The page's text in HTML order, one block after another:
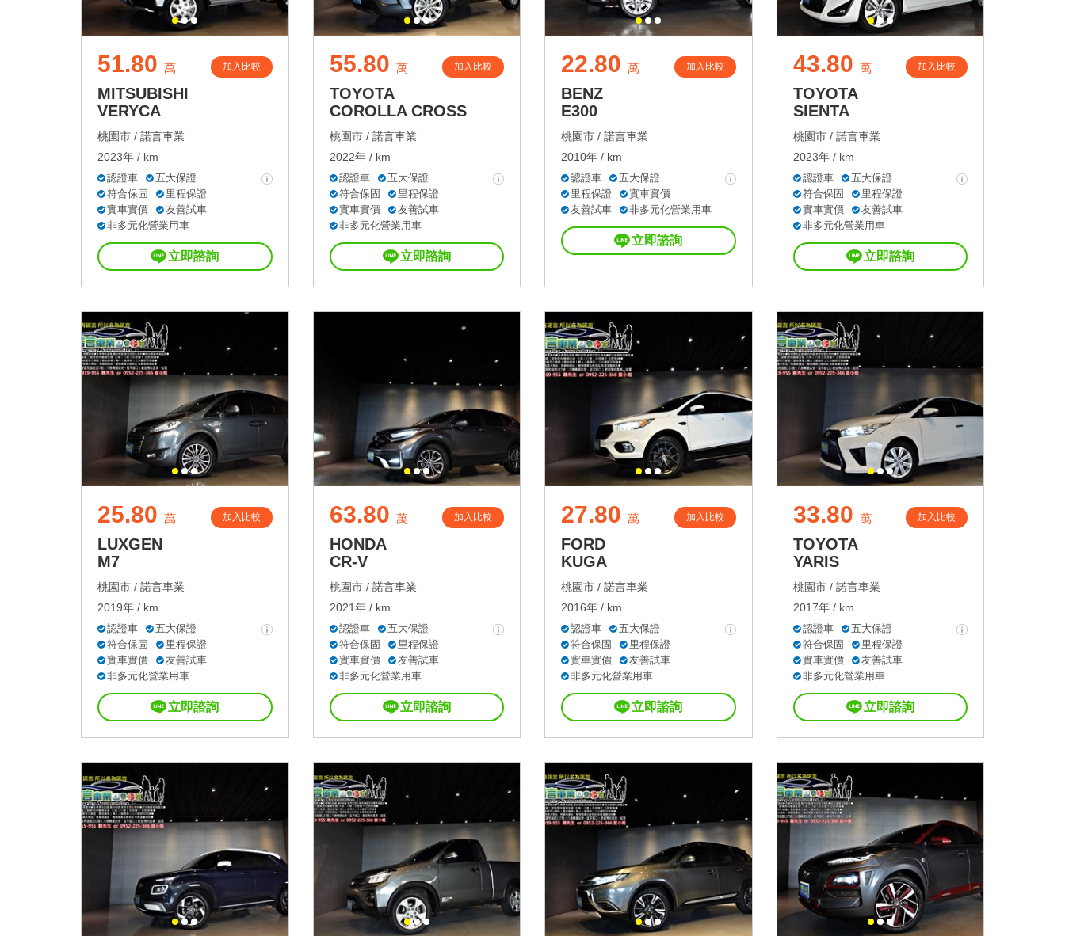
51.80 萬 加入比較
MITSUBISHI
VERYCA
桃園市 / 諾言車業
2023年 / km
認證車
五大保證
符合保固
里程保證
實車實價
友善試車
非多元化營業用車
立即諮詢
55.80 萬 加入比較
TOYOTA
COROLLA CROSS
桃園市 / 諾言車業
2022年 / km
認證車
五大保證
符合保固
里程保證
實車實價
友善試車
非多元化營業用車
立即諮詢
22.80 萬 加入比較
BENZ
E300
桃園市 / 諾言車業
2010年 / km
認證車
五大保證
里程保證
實車實價
友善試車
非多元化營業用車
立即諮詢
43.80 萬 加入比較
TOYOTA
SIENTA
桃園市 / 諾言車業
2023年 / km
認證車
五大保證
符合保固
里程保證
實車實價
友善試車
非多元化營業用車
立即諮詢
25.80 萬 加入比較
LUXGEN
M7
桃園市 / 諾言車業
2019年 / km
認證車
五大保證
符合保固
里程保證
實車實價
友善試車
非多元化營業用車
立即諮詢
63.80 萬 加入比較
HONDA
CR-V
桃園市 / 諾言車業
2021年 / km
認證車
五大保證
符合保固
里程保證
實車實價
友善試車
非多元化營業用車
立即諮詢
27.80 萬 加入比較
FORD
KUGA
桃園市 / 諾言車業
2016年 / km
認證車
五大保證
符合保固
里程保證
實車實價
友善試車
非多元化營業用車
立即諮詢
33.80 萬 加入比較
TOYOTA
YARIS
桃園市 / 諾言車業
2017年 / km
認證車
五大保證
符合保固
里程保證
實車實價
友善試車
非多元化營業用車
立即諮詢